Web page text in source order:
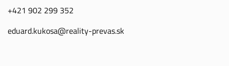
+421 902 299 352
eduard.kukosa@reality-prevas.sk